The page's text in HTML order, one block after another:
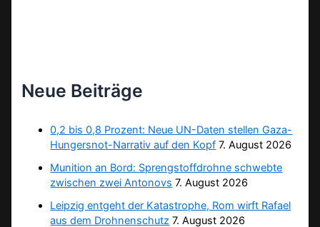
Neue Beiträge
0,2 bis 0,8 Prozent: Neue UN-Daten stellen Gaza-
Hungersnot-Narrativ auf den Kopf 7. August 2026
Munition an Bord: Sprengstoffdrohne schwebte
zwischen zwei Antonovs 7. August 2026
Leipzig entgeht der Katastrophe, Rom wirft Rafael
aus dem Drohnenschutz 7. August 2026